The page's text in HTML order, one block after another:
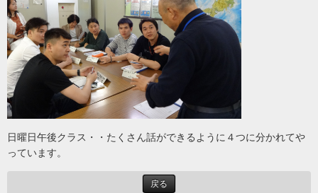
日曜日午後クラス・・たくさん話ができるように４つに分かれてや
っています。
戻る